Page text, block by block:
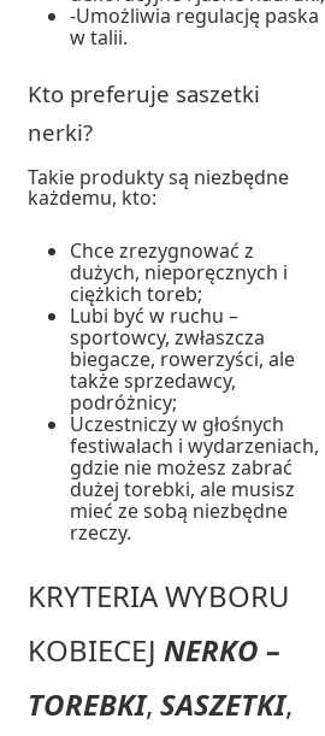
-Umożliwia regulację paska
w talii.
Kto preferuje saszetki
nerki?
Takie produkty są niezbędne
każdemu, kto:
Chce zrezygnować z
dużych, nieporęcznych i
ciężkich toreb;
Lubi być w ruchu –
sportowcy, zwłaszcza
biegacze, rowerzyści, ale
także sprzedawcy,
podróżnicy;
Uczestniczy w głośnych
festiwalach i wydarzeniach,
gdzie nie możesz zabrać
dużej torebki, ale musisz
mieć ze sobą niezbędne
rzeczy.
KRYTERIA WYBORU
KOBIECEJNERKO –
TOREBKI,SASZETKI,